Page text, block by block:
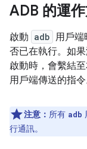
ADB 的運
啟動 adb 用戶端
否已在執行。如
啟動時，會繫結
用戶端傳送的指令
注意： 所有 adb
行通訊。